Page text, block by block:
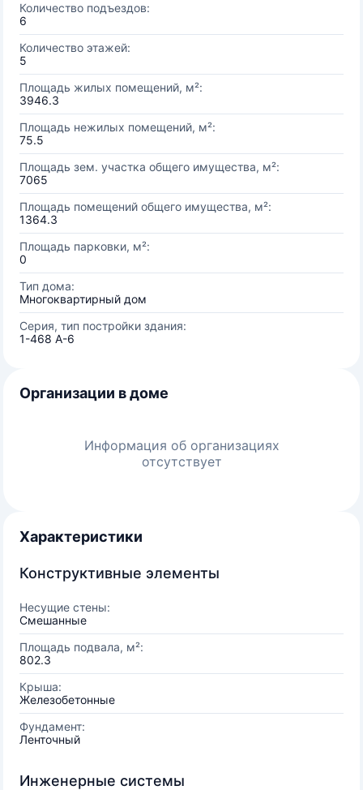
Количество подъездов:
6
Количество этажей:
5
Площадь жилых помещений, м²:
3946.3
Площадь нежилых помещений, м²:
75.5
Площадь зем. участка общего имущества, м²:
7065
Площадь помещений общего имущества, м²:
1364.3
Площадь парковки, м²:
0
Тип дома:
Многоквартирный дом
Серия, тип постройки здания:
1-468 А-6
Организации в доме
Информация об организациях
отсутствует
Характеристики
Конструктивные элементы
Несущие стены:
Смешанные
Площадь подвала, м²:
802.3
Крыша:
Железобетонные
Фундамент:
Ленточный
Инженерные системы